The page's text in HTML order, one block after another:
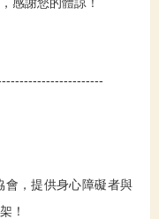
會，提供身心障礙者與
！